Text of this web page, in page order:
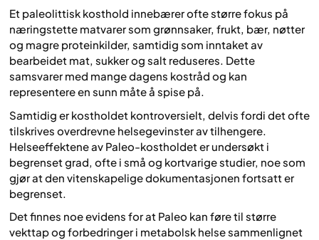
Et paleolittisk kosthold innebærer ofte større fokus på
næringstette matvarer som grønnsaker, frukt, bær, nøtter
og magre proteinkilder, samtidig som inntaket av
bearbeidet mat, sukker og salt reduseres. Dette
samsvarer med mange dagens kostråd og kan
representere en sunn måte å spise på.
Samtidig er kostholdet kontroversielt, delvis fordi det ofte
tilskrives overdrevne helsegevinster av tilhengere.
Helseeffektene av Paleo-kostholdet er undersøkt i
begrenset grad, ofte i små og kortvarige studier, noe som
gjør at den vitenskapelige dokumentasjonen fortsatt er
begrenset.
Det finnes noe evidens for at Paleo kan føre til større
vekttap og forbedringer i metabolsk helse sammenlignet